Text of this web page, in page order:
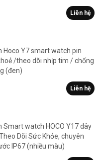
Liên hệ
Hoco Y7 smart watch pin
/theo dõi nhịp tim / chống
(đen)
Liên hệ
watch HOCO Y17 dây
Dõi Sức Khỏe, chuyên
IP67 (nhiều màu)